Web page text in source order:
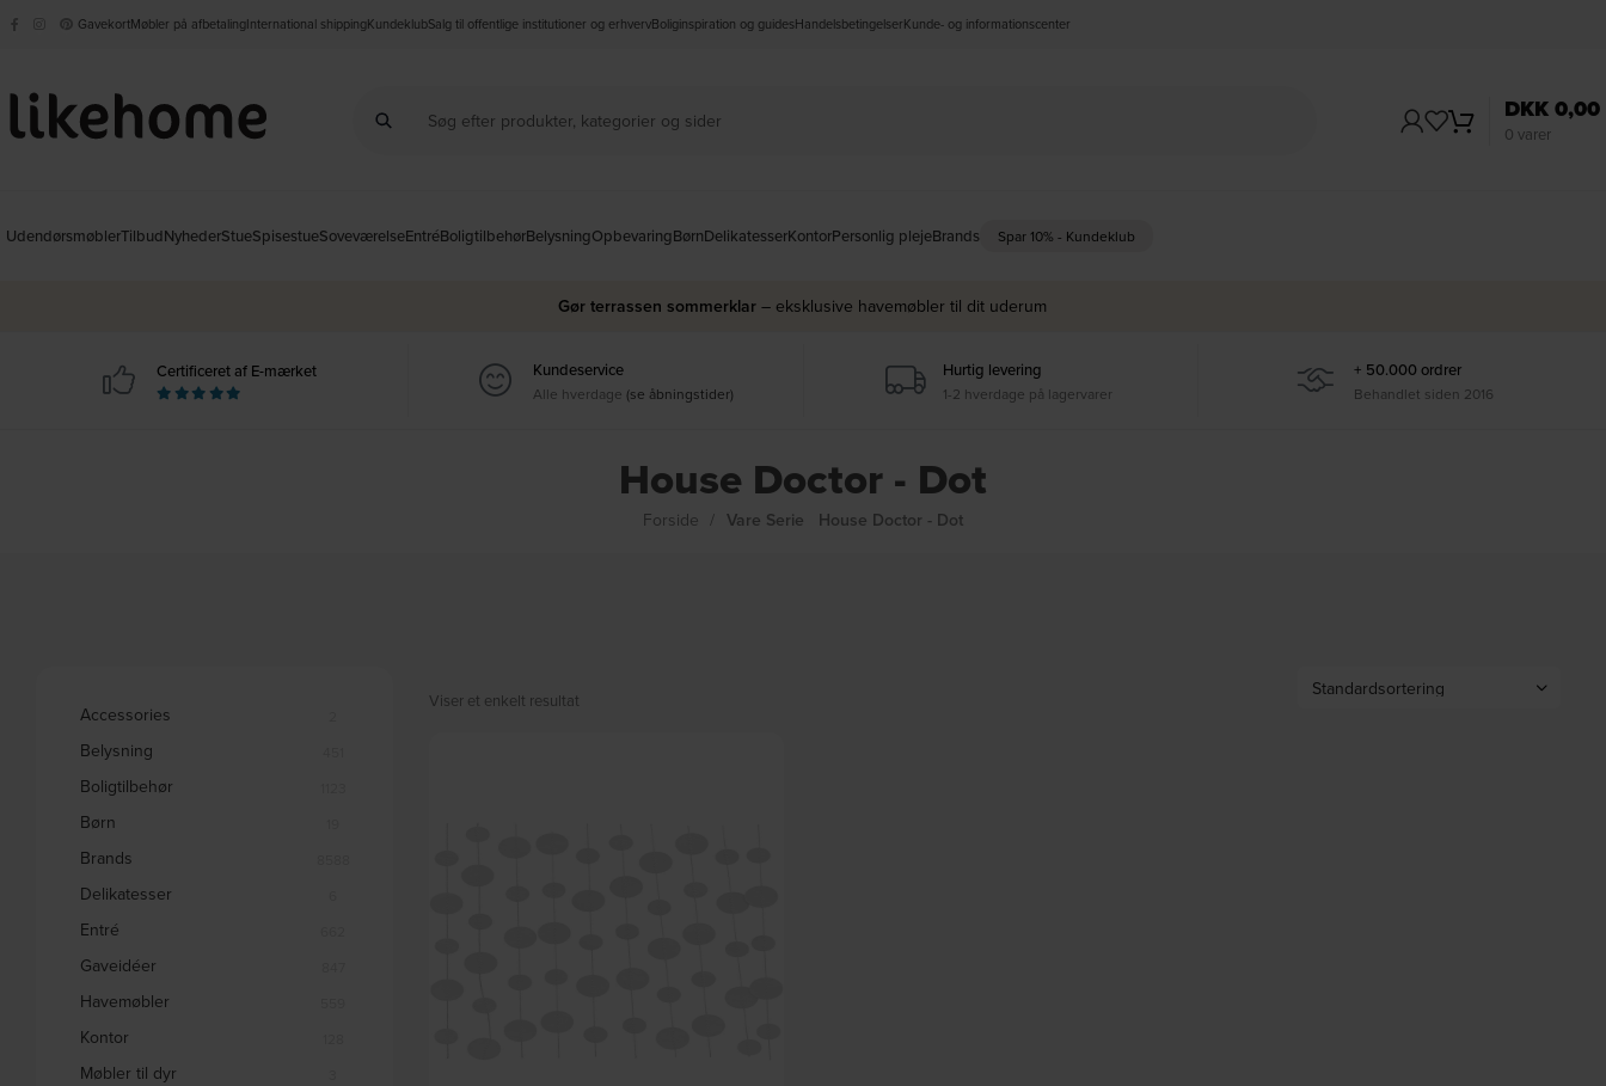
GavekortMøbler på afbetalingInternational shippingKundeklubSalg til offentlige institutioner og erhvervBoliginspiration og guidesHandelsbetingelserKunde- og informationscenter
0 varer
DKK0,00
UdendørsmøblerTilbudNyhederStueSpisestueSoveværelseEntréBoligtilbehørBelysningOpbevaringBørnDelikatesserKontorPersonlig plejeBrands Spar 10% - Kundeklub
Gør terrassen sommerklar – eksklusive havemøbler til dit uderum
Certificeret af E-mærket Kundeservice
Alle hverdage (se åbningstider)
Hurtig levering
1-2 hverdage på lagervarer
+ 50.000 ordrer
Behandlet siden 2016
House Doctor - Dot
Forside Vare Serie House Doctor - Dot
Accessories
Belysning
Boligtilbehør
Børn
Brands
Delikatesser
Entré
Gaveidéer
Havemøbler
Kontor
Møbler til dyr
Viser et enkelt resultat